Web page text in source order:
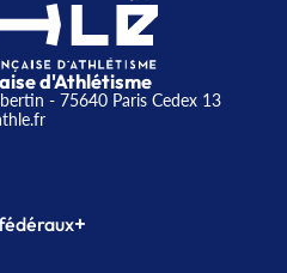
d'Athlétisme
- 75640 Paris Cedex 13
+